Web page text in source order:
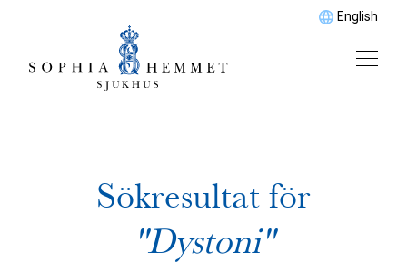
English
Sökresultat för
"Dystoni"